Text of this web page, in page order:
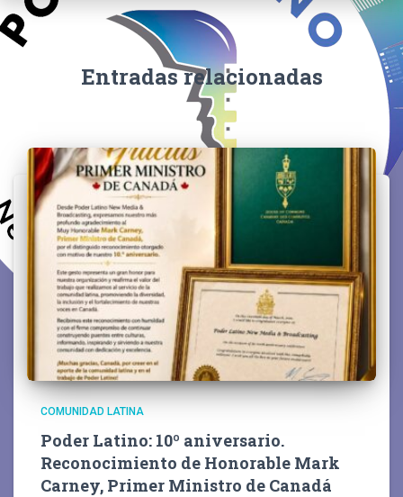
Entradas relacionadas
COMUNIDAD LATINA
Poder Latino: 10º aniversario.
Reconocimiento de Honorable Mark
Carney, Primer Ministro de Canadá